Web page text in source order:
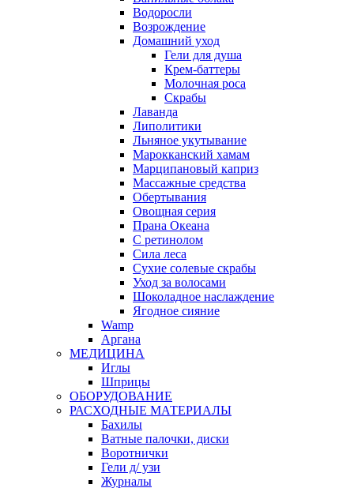
Водоросли
Возрождение
Домашний уход
Гели для душа
Крем-баттеры
Молочная роса
Скрабы
Лаванда
Липолитики
Льняное укутывание
Марокканский хамам
Марципановый каприз
Массажные средства
Обертывания
Овощная серия
Прана Океана
С ретинолом
Сила леса
Сухие солевые скрабы
Уход за волосами
Шоколадное наслаждение
Ягодное сияние
Wamp
Аргана
МЕДИЦИНА
Иглы
Шприцы
ОБОРУДОВАНИЕ
РАСХОДНЫЕ МАТЕРИАЛЫ
Бахилы
Ватные палочки, диски
Воротнички
Гели д/ узи
Журналы